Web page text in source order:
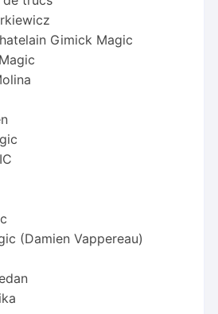
Gimick Magic
(Damien Vappereau)